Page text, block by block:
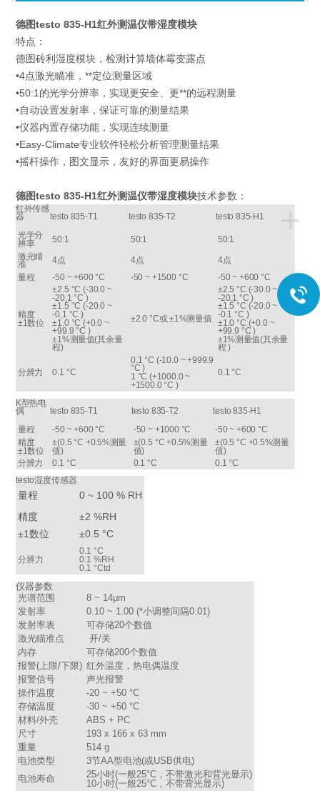
德图testo 835-H1红外测温仪带湿度模块
特点：
德图砖利湿度模块，检测计算墙体霉变露点
•4点激光瞄准，**定位测量区域
•50:1的光学分辨率，实现更安全、更**的远程测量
•自动设置发射率，保证可靠的测量结果
•仪器内置存储功能，实现连续测量
•Easy-Climate专业软件轻松分析管理测量结果
•摇杆操作，图文显示，友好的界面更易操作
德图testo 835-H1红外测温仪带湿度模块技术参数：
+
红外传感
器 testo 835-T1 testo 835-T2
testo 835-H1
光学分
辨率 50:1 50:1
50:1
激光瞄
准
4点 4点
4点
量程
-50 ~ +600 °C -50 ~ +1500 °C -50 ~ +600 °C
精度
±1数位
±2.5 °C (-30.0 ~
-20,1 °C )
±1.5 °C (-20.0 ~
-0,1 °C )
±1.0 °C (+0.0 ~
+99.9 °C )
±1%测量值(其余量
程)
±2.0 °C或 ±1%测量值
±2.5 °C (-30.0 ~
-20.1 °C )
±1.5 °C (-20.0 ~
-0.1 °C )
±1.0 °C (+0.0 ~
+99.9 °C )
±1%测量值(其余量
程 )
分辨力 0.1 °C
0.1 °C (-10.0 ~ +999.9
°C )
1 °C (+1000.0 ~
+1500.0 °C )
0.1 °C
K型热电
偶 testo 835-T1 testo 835-T2
testo 835-H1
量程
-50 ~ +600 °C -50 ~ +1000 °C -50 ~ +600 °C
精度
±1数位
±(0.5 °C +0.5%测量
值)
±(0.5 °C +0.5%测量
值)
±(0.5 °C +0.5%测量
值)
分辨力 0.1 °C 0.1 °C 0.1 °C
testo湿度传感器
量程
0 ~ 100 % RH
精度
±1数位
±2 %RH
±0.5 °C
分辨力
0.1 °C
0.1 %RH
0.1 °Ctd
仪器参数
光谱范围
8 ~ 14μm
发射率
0.10 ~ 1.00 (*小调整间隔0.01)
发射率表
可存储20个数值
激光瞄准点
开/关
内存
可存储200个数值
报警(上限/下限) 红外温度，热电偶温度
报警信号
声光报警
操作温度
-20 ~ +50 °C
存储温度
-30 ~ +50 °C
材料/外壳
ABS + PC
尺寸
193 x 166 x 63 mm
重量
514 g
电池类型
3节AA型电池(或USB供电)
电池寿命
25小时(一般25°C，不带激光和背光显示)
10小时(一般25°C，不带背光显示)